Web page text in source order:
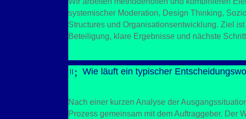
systemischer Moderation, Design Thinking,
Structures und Organisationsentwicklung. Ziel
Beteiligung, klare Ergebnisse und nächste
=; Wie läuft ein typischer
Nach einer kurzen Analyse der
Prozess gemeinsam mit dem Auftraggeber. Der